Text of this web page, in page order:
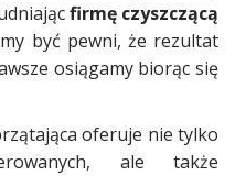
firmę czyszczącą
być pewni, że rezultat
osiągamy biorąc się
oferuje nie tylko
ale także